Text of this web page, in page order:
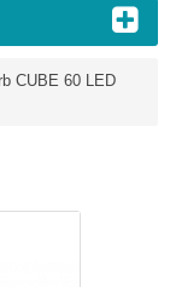
CUBE 60 LED